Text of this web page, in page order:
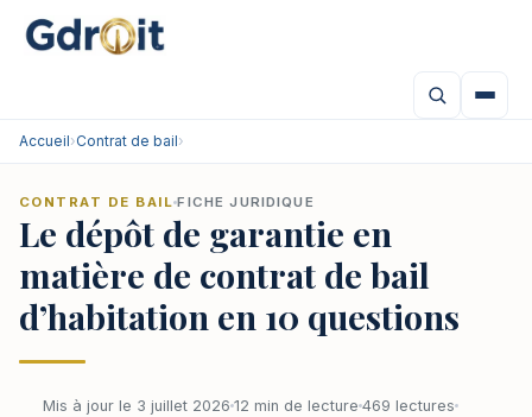
Accueil›Contrat de bail›
CONTRAT DE BAIL FICHE JURIDIQUE
Le dépôt de garantie en
matière de contrat de bail
d’habitation en 10 questions
Mis à jour le 3 juillet 2026 12 min de lecture 469 lectures